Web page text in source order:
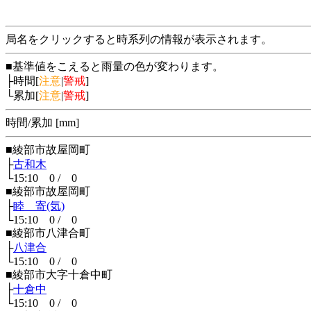
局名をクリックすると時系列の情報が表示されます。
■基準値をこえると雨量の色が変わります。
├時間[注意|警戒]
└累加[注意|警戒]
時間/累加 [mm]
■綾部市故屋岡町
├古和木
└15:10 0 / 0
■綾部市故屋岡町
├睦 寄(気)
└15:10 0 / 0
■綾部市八津合町
├八津合
└15:10 0 / 0
■綾部市大字十倉中町
├十倉中
└15:10 0 / 0